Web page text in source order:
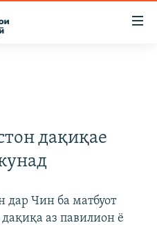
дақиқае
дар Чин ба матбуот
аз павилион ё